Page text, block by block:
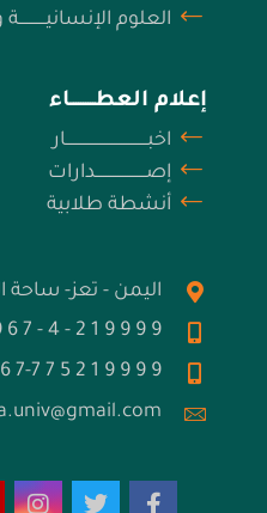
العلوم الإنسانيـــــــــــة
إعلام العطــــــــــاء
اخبــــــــــــــــــــــــــــــــــار
إصـــــــــــــــــــــدارات
أنشطة طلابية
اليمن - تعز- ساحة
9 9 9 9 1 2 - 4 - 7 6 9 0 0
9 9 9 9 1 2 5 7 7-7 6 9 00